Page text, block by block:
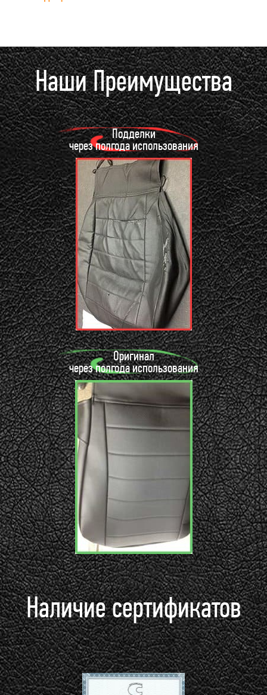
Наши Преимущества
Подделки
через полгода использования
Оригинал
через полгода использования
Наличие сертификатов